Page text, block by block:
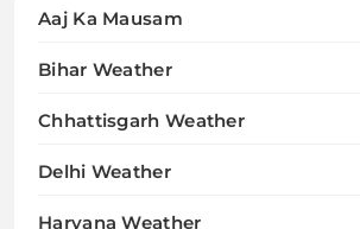
Aaj Ka Mausam
Bihar Weather
Chhattisgarh Weather
Delhi Weather
Haryana Weather